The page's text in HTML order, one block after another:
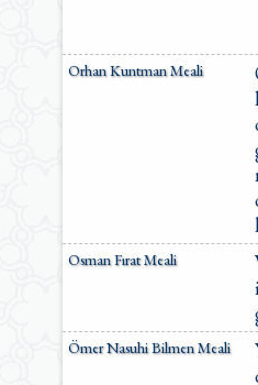
Orhan Kuntman Meali
Osman Fırat Meali
Ömer Nasuhi Bilmen Meali